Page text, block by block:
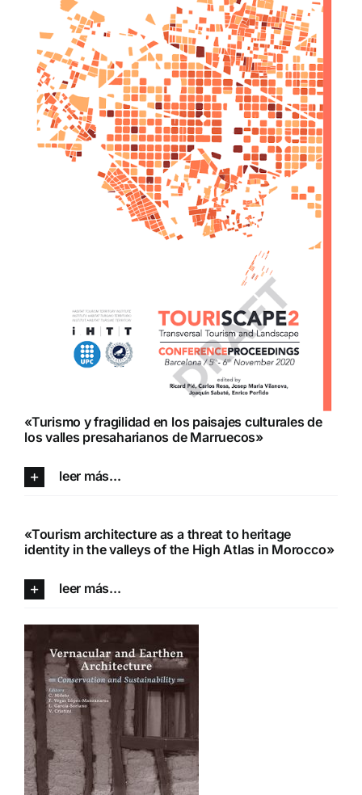
«Turismo y fragilidad en los paisajes culturales de
los valles presaharianos de Marruecos»
leer más...
«Tourism architecture as a threat to heritage
identity in the valleys of the High Atlas in Morocco»
leer más...